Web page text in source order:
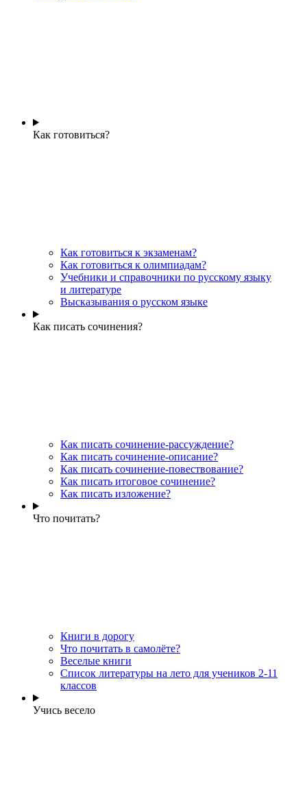
Как готовиться?
Как готовиться к экзаменам?
Как готовиться к олимпиадам?
Учебники и справочники по русскому языку
и литературе
Высказывания о русском языке
Как писать сочинения?
Как писать сочинение-рассуждение?
Как писать сочинение-описание?
Как писать сочинение-повествование?
Как писать итоговое сочинение?
Как писать изложение?
Что почитать?
Книги в дорогу
Что почитать в самолёте?
Веселые книги
Cписок литературы на лето для учеников 2-11
классов
Учись весело